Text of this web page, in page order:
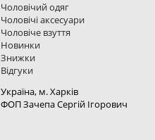
Чоловічий одяг
Чоловічі аксесуари
Чоловіче взуття
Новинки
Знижки
Відгуки
Україна, м. Харкiв
ФОП Зачепа Сергій Ігорович